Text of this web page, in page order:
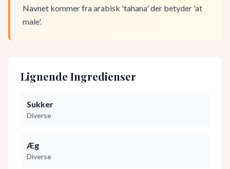
Navnet kommer fra arabisk 'tahana' der betyder 'at
male'.
Lignende Ingredienser
Sukker
Diverse
Æg
Diverse